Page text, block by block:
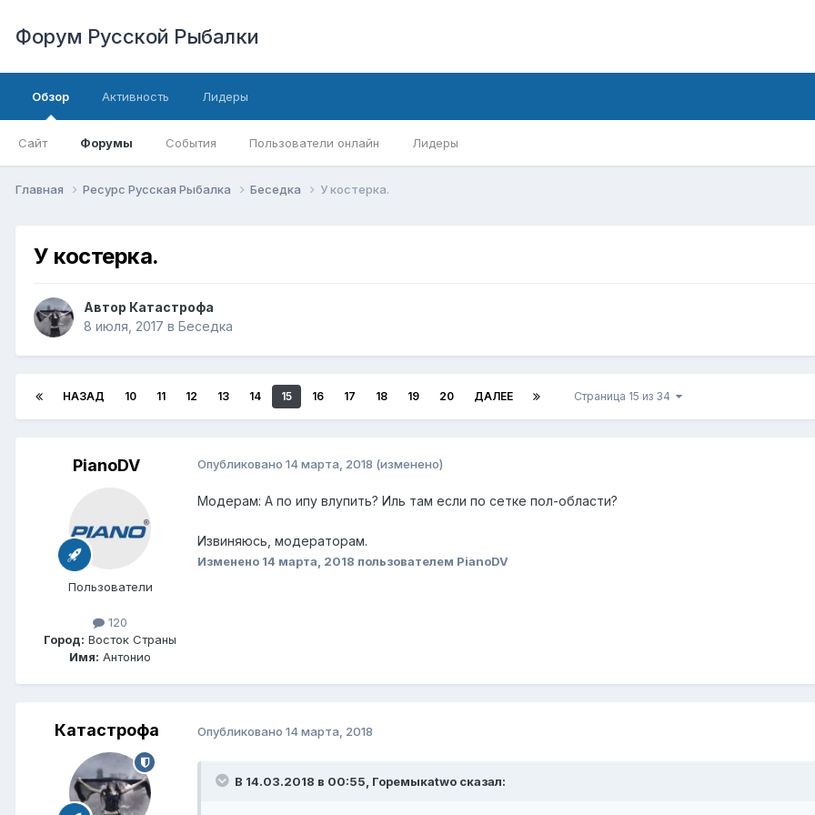
Форум Русской Рыбалки
Обзор
Сайт Форумы События Пользователи онлайн Лидеры
Активность Лидеры
Главная Ресурс Русская Рыбалка Беседка У костерка.
У костерка.
Автор Катастрофа
8 июля, 2017 в Беседка
НАЗАД 10 11 12 13 14 15 16 17 18 19 20 ДАЛЕЕ Страница 15 из 34
PianoDV
Пользователи
120
Город: Восток Страны
Имя: Антонио
Опубликовано 14 марта, 2018 (изменено)
Модерам: А по ипу влупить? Иль там если по сетке пол-области?
Извиняюсь, модераторам.
Изменено 14 марта, 2018 пользователем PianoDV
Катастрофа Опубликовано 14 марта, 2018
В 14.03.2018 в 00:55, Горемыкаtwo сказал: